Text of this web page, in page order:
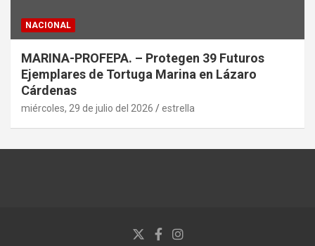
NACIONAL
MARINA-PROFEPA. – Protegen 39 Futuros
Ejemplares de Tortuga Marina en Lázaro
Cárdenas
miércoles, 29 de julio del 2026 estrella